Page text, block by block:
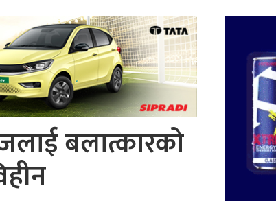
बलात्कारको